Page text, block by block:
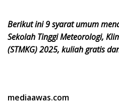
Berikut ini 9 syarat umum
Sekolah Tinggi Meteorologi,
(STMKG) 2025, kuliah gratis
mediaawas.com